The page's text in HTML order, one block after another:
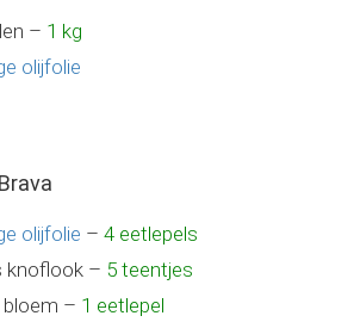
– 1 kg
olijfolie
olijfolie – 4 eetlepels
knoflook – 5 teentjes
bloem – 1 eetlepel